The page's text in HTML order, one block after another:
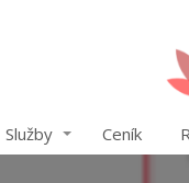
Služby Ceník